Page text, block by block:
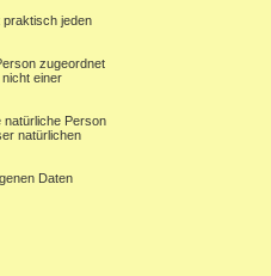
praktisch jeden
zugeordnet
einer
natürliche Person
natürlichen
Daten